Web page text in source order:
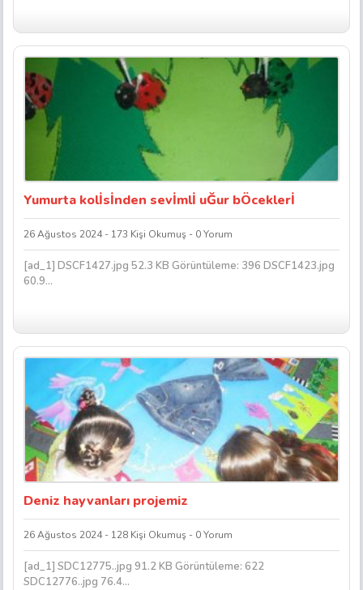
Yumurta kolİsİnden sevİmlİ uĞur bÖceklerİ
26 Ağustos 2024 - 173 Kişi Okumuş - 0 Yorum
[ad_1] DSCF1427.jpg 52.3 KB Görüntüleme: 396 DSCF1423.jpg
60.9...
Deniz hayvanları projemiz
26 Ağustos 2024 - 128 Kişi Okumuş - 0 Yorum
[ad_1] SDC12775..jpg 91.2 KB Görüntüleme: 622
SDC12776..jpg 76.4...